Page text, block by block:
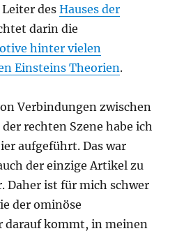
Leiter desHauses der
darin die
hinter vielen
Einsteins Theorien.
Verbindungen zwischen
rechten Szene habe ich
aufgeführt. Das war
der einzige Artikel zu
Daher ist für mich schwer
der ominöse
darauf kommt, in meinen